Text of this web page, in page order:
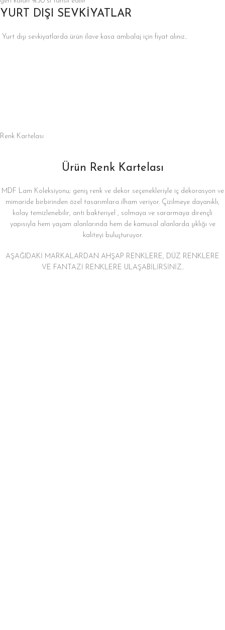
YURT DIŞI SEVKİYATLAR
Yurt dışı sevkiyatlarda ürün ilave kasa ambalaj için fiyat alınız..
Renk Kartelası
Ürün Renk Kartelası
MDF Lam Koleksiyonu; geniş renk ve dekor seçenekleriyle iç dekorasyon ve
mimaride birbirinden özel tasarımlara ilham veriyor. Çizilmeye dayanıklı,
kolay temizlenebilir, anti bakteriyel , solmaya ve sararmaya dirençli
yapısıyla hem yaşam alanlarında hem de kamusal alanlarda şıklığı ve
kaliteyi buluşturuyor.
AŞAĞIDAKİ MARKALARDAN AHŞAP RENKLERE, DÜZ RENKLERE
VE FANTAZİ RENKLERE ULAŞABİLİRSİNİZ..